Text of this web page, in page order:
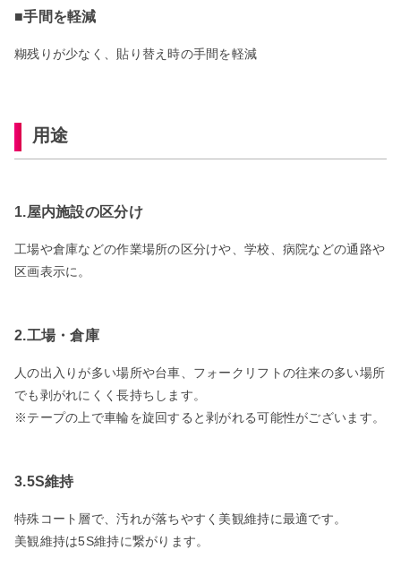
■手間を軽減
糊残りが少なく、貼り替え時の手間を軽減
用途
1.屋内施設の区分け
工場や倉庫などの作業場所の区分けや、学校、病院などの通路や
区画表示に。
2.工場・倉庫
人の出入りが多い場所や台車、フォークリフトの往来の多い場所
でも剥がれにくく長持ちします。
※テープの上で車輪を旋回すると剥がれる可能性がございます。
3.5S維持
特殊コート層で、汚れが落ちやすく美観維持に最適です。
美観維持は5S維持に繋がります。